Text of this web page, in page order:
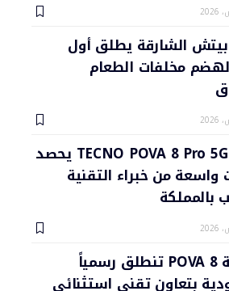
الشارقة يطلق أول
مخلفات الطعام
هاتف TECNO POVA 8 Pro 5G يحصد
واسعة من خبراء التقنية
بالمملكة
سلسلة POVA 8 تنطلق رسمياً
بتعاون تقني استثنائي